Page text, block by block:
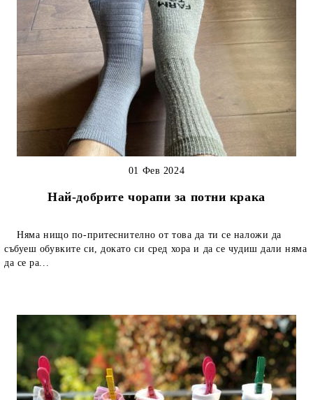
Най-добрите чорапи за потни крака
01 Фев 2024
Няма нищо по-притеснително от това да ти се наложи да
събуеш обувките си, докато си сред хора и да се чудиш дали няма
да се ра...